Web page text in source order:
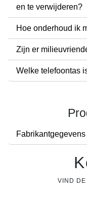
en te verwijderen?
Hoe onderhoud ik
Zijn er
Welke telefoontas
Fabrikantgegevens
VIND